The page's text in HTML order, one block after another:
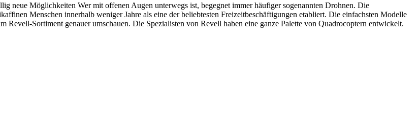
neue Möglichkeiten Wer mit offenen Augen unterwegs ist, begegnet immer häufiger sogenannten Drohnen. Die
Menschen innerhalb weniger Jahre als eine der beliebtesten Freizeitbeschäftigungen etabliert. Die einfachsten Modelle
Revell-Sortiment genauer umschauen. Die Spezialisten von Revell haben eine ganze Palette von Quadrocoptern entwickelt.